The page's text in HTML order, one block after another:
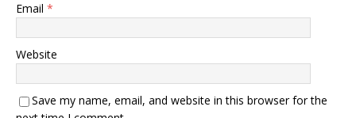
Email *
Website
Save my name, email, and website in this browser for the